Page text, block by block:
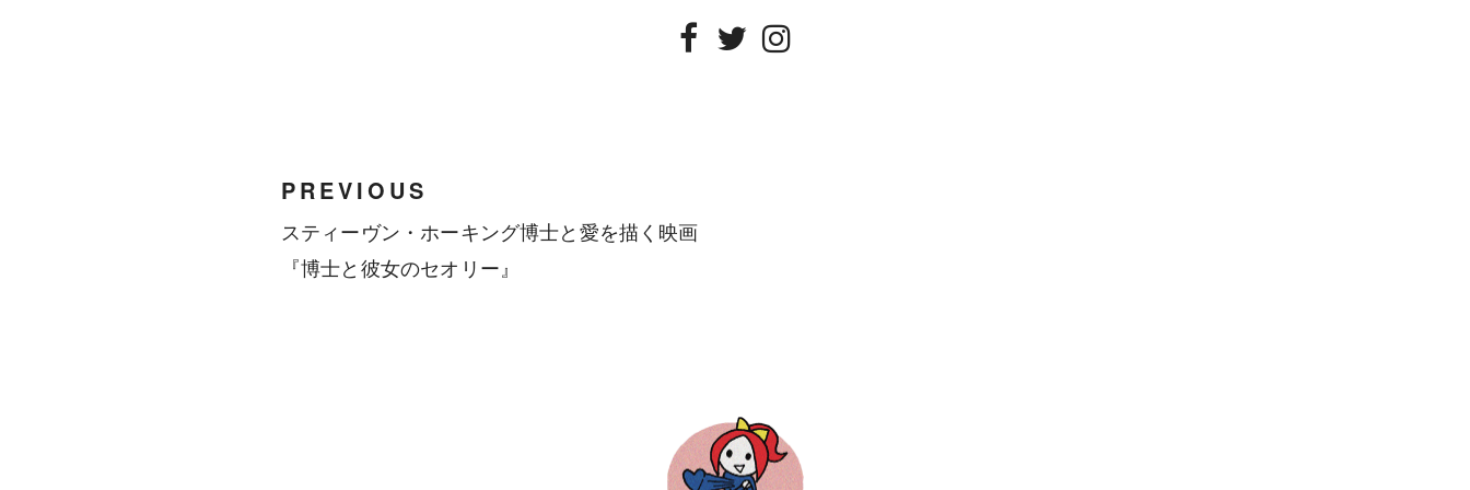
Facebook
TwitterInstagram
PREVIOUS
スティーヴン・ホーキング博士と愛を描く映画
『博士と彼女のセオリー』